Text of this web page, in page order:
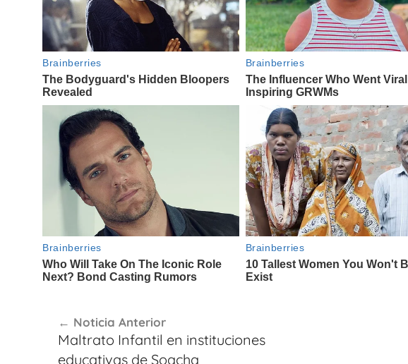
de
entradas
Noticia Anterior
Maltrato Infantil en instituciones
educativas de Soacha